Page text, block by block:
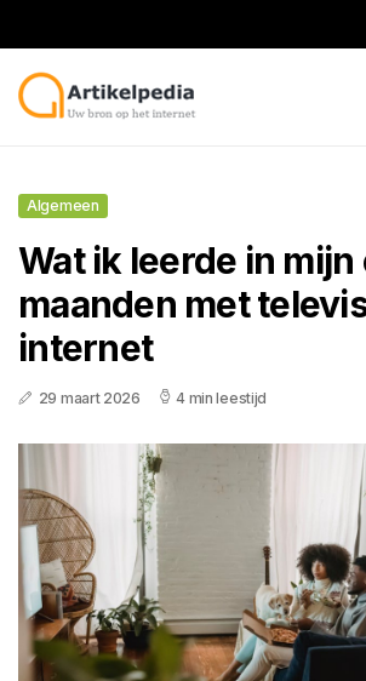
Algemeen
Wat ik leerde in
maanden met
internet
29 maart 2026 4 min leestijd